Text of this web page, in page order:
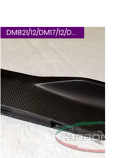
DM821/12/DM17/12/DM12-18